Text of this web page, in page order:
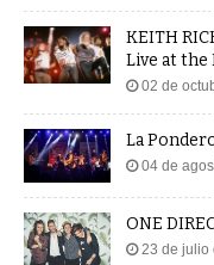
KEITH
Live at the
02 de
La
04 de
ONE
23 de julio